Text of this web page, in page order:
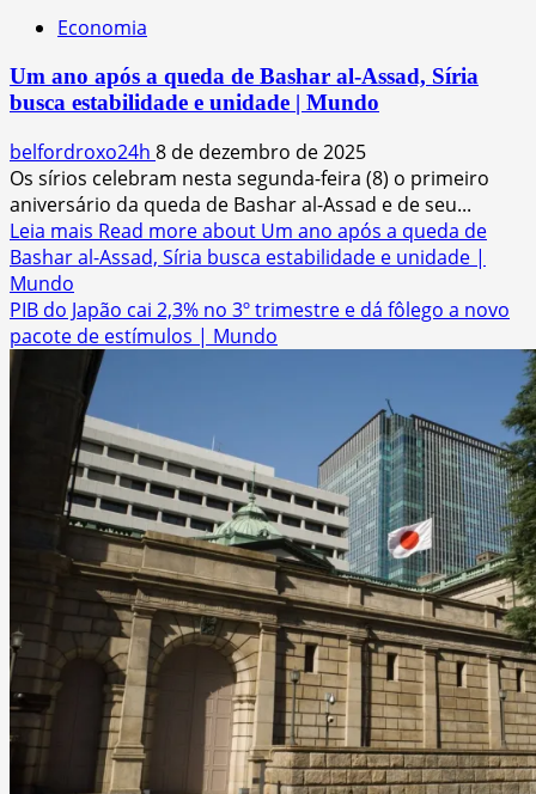
Economia
Um ano após a queda de Bashar al-Assad, Síria
busca estabilidade e unidade | Mundo
belfordroxo24h 8 de dezembro de 2025
Os sírios celebram nesta segunda-feira (8) o primeiro
aniversário da queda de Bashar al-Assad e de seu...
Leia mais Read more about Um ano após a queda de
Bashar al-Assad, Síria busca estabilidade e unidade |
Mundo
PIB do Japão cai 2,3% no 3º trimestre e dá fôlego a novo
pacote de estímulos | Mundo